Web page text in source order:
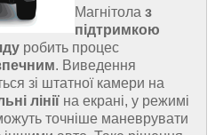
Магнітола з
підтримкою
робить процес
. Виведення
зі штатної камери на
лінії на екрані, у режимі
точніше маневрувати